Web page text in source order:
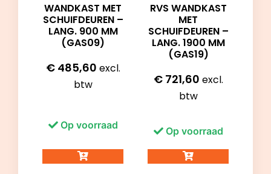
WANDKAST MET
SCHUIFDEUREN –
LANG. 900 MM
(GAS09)
€485,60 excl.
btw
Op voorraad
RVS WANDKAST
MET
SCHUIFDEUREN –
LANG. 1900 MM
(GAS19)
€721,60 excl.
btw
Op voorraad